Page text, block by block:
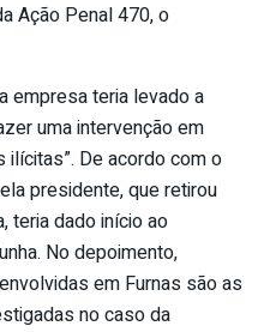
Ação Penal 470, o
empresa teria levado a
uma intervenção em
ilícitas”. De acordo com o
presidente, que retirou
teria dado início ao
No depoimento,
em Furnas são as
no caso da